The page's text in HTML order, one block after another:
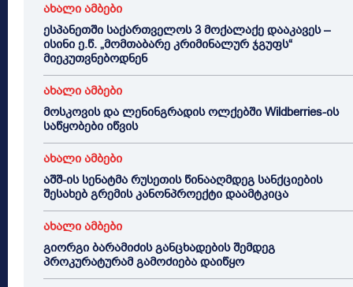
ახალი ამბები
ესპანეთში საქართველოს 3 მოქალაქე დააკავეს –
ისინი ე.წ. „მომთაბარე კრიმინალურ ჯგუფს“
მიეკუთვნებოდნენ
ახალი ამბები
მოსკოვის და ლენინგრადის ოლქებში Wildberries-ის
საწყობები იწვის
ახალი ამბები
აშშ-ის სენატმა რუსეთის წინააღმდეგ სანქციების
შესახებ გრემის კანონპროექტი დაამტკიცა
ახალი ამბები
გიორგი ბარამიძის განცხადების შემდეგ
პროკურატურამ გამოძიება დაიწყო